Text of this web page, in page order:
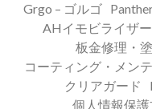
Grgo – ゴルゴ
AHイモビライザー
板金修理・
コーティング・メン
クリアガード
個人情報保